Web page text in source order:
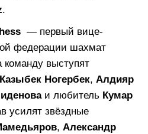
.
— первый вице-
федерации шахмат
выступят
Казыбек Ногербек, Алдияр
и любитель Кумар
усилят звёздные
, Александр